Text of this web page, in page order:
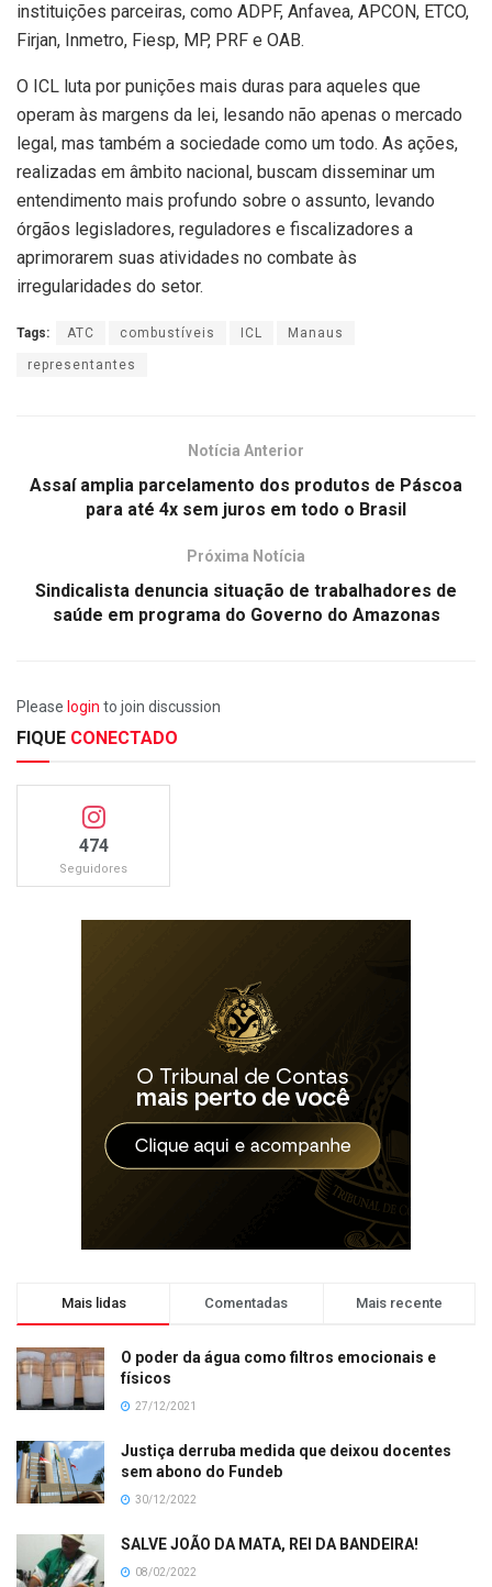
instituições parceiras, como ADPF, Anfavea, APCON, ETCO,
Firjan, Inmetro, Fiesp, MP, PRF e OAB.
O ICL luta por punições mais duras para aqueles que
operam às margens da lei, lesando não apenas o mercado
legal, mas também a sociedade como um todo. As ações,
realizadas em âmbito nacional, buscam disseminar um
entendimento mais profundo sobre o assunto, levando
órgãos legisladores, reguladores e fiscalizadores a
aprimorarem suas atividades no combate às
irregularidades do setor.
Tags: ATC combustíveis ICL Manaus
representantes
Notícia Anterior
Assaí amplia parcelamento dos produtos de Páscoa
para até 4x sem juros em todo o Brasil
Próxima Notícia
Sindicalista denuncia situação de trabalhadores de
saúde em programa do Governo do Amazonas
Please login to join discussion
FIQUE CONECTADO
474
Seguidores
Mais lidas Comentadas Mais recente
O poder da água como filtros emocionais e
físicos
27/12/2021
Justiça derruba medida que deixou docentes
sem abono do Fundeb
30/12/2022
SALVE JOÃO DA MATA, REI DA BANDEIRA!
08/02/2022